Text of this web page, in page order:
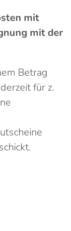
mit
mit der
Betrag
für z.